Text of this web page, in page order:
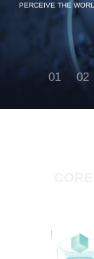
PERCEIVE THE
01 02